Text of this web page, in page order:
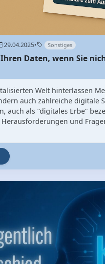
29.04.2025• Sonstiges
Daten, wenn Sie
Welt hinterlassen
auch zahlreiche digitale
auch als "digitales Erbe"
und